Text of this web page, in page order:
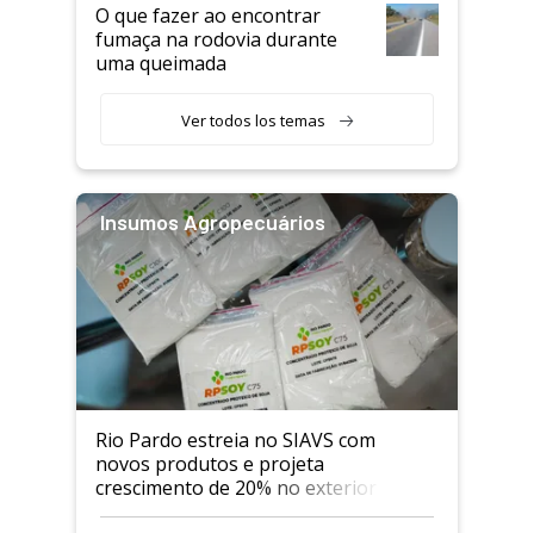
O que fazer ao encontrar
fumaça na rodovia durante
uma queimada
Ver todos los temas
Insumos Agropecuários
Rio Pardo estreia no SIAVS com
novos produtos e projeta
crescimento de 20% no exterior